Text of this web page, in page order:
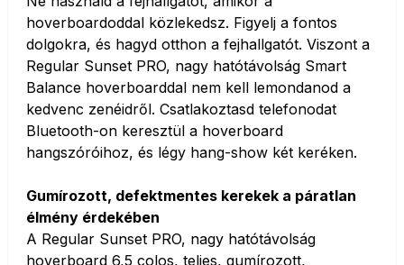
hoverboardoddal közlekedsz. Figyelj a fontos
dolgokra, és hagyd otthon a fejhallgatót. Viszont a
Regular Sunset PRO, nagy hatótávolság Smart
Balance hoverboarddal nem kell lemondanod a
kedvenc zenéidről. Csatlakoztasd telefonodat
Bluetooth-on keresztül a hoverboard
hangszóróihoz, és légy hang-show két keréken.
Gumírozott, defektmentes kerekek a páratlan
élmény érdekében
A Regular Sunset PRO, nagy hatótávolság
hoverboard 6,5 colos, teljes, gumírozott,